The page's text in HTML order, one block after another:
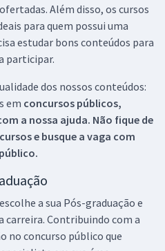
Além disso, os cursos
para quem possui uma
estudar bons conteúdos para
participar.
dos nossos conteúdos:
em concursos públicos,
a nossa ajuda. Não fique de
e busque a vaga com
a sua Pós-graduação e
carreira. Contribuindo com a
no concurso público que